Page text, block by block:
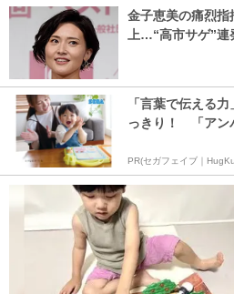
金子恵美の痛烈指
上…“高市サゲ”
「言葉で伝える
っきり！ 「アン
PR(セガフェイブ｜